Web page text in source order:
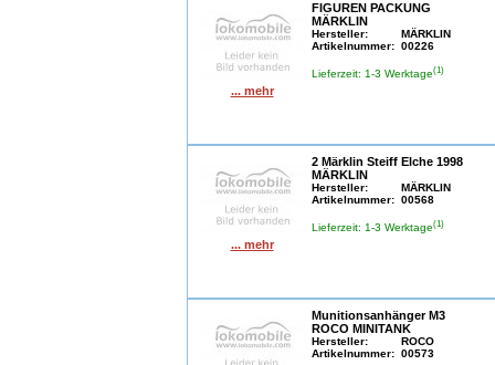
... mehr
FIGUREN PACKUNG
MÄRKLIN
Hersteller:
MÄRKLIN
Artikelnummer: 00226
Lieferzeit: 1-3 Werktage(1)
... mehr
2 Märklin Steiff Elche 1998
MÄRKLIN
Hersteller:
MÄRKLIN
Artikelnummer: 00568
Lieferzeit: 1-3 Werktage(1)
Munitionsanhänger M3
ROCO MINITANK
Hersteller:
ROCO
Artikelnummer: 00573